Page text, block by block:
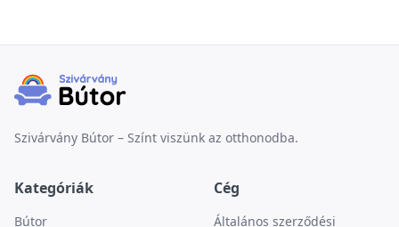
Szivárvány Bútor – Színt viszünk az otthonodba.
Kategóriák
Bútor
Cég
Általános szerződési